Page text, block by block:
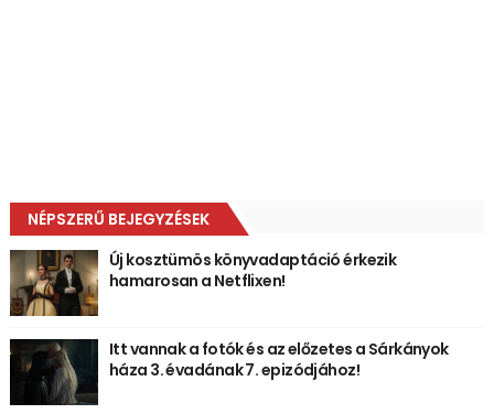
NÉPSZERŰ BEJEGYZÉSEK
Új kosztümös könyvadaptáció érkezik
hamarosan a Netflixen!
Itt vannak a fotók és az előzetes a Sárkányok
háza 3. évadának 7. epizódjához!